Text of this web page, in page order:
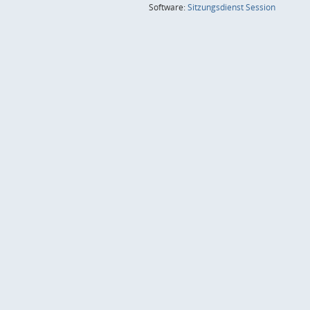
Software:SitzungsdienstSession(Wird in